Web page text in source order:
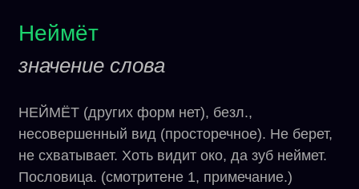
Неймёт
значение слова
НЕЙМЁТ (других форм нет), безл.,
несовершенный вид (просторечное). Не берет,
не схватывает. Хоть видит око, да зуб неймет.
Пословица. (смотритене 1, примечание.)